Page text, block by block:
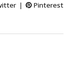
| Pinterest